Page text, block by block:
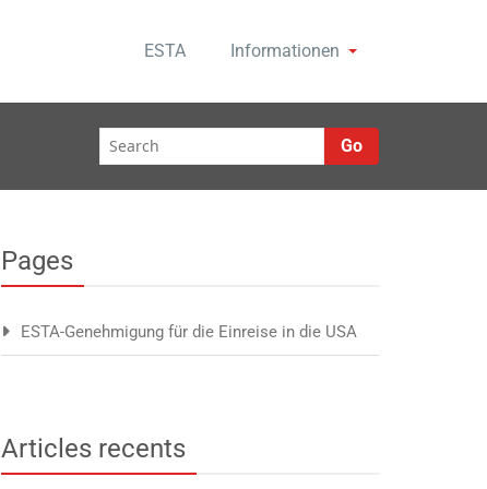
ESTA Informationen
Go
Pages
ESTA-Genehmigung für die Einreise in die USA
Articles recents